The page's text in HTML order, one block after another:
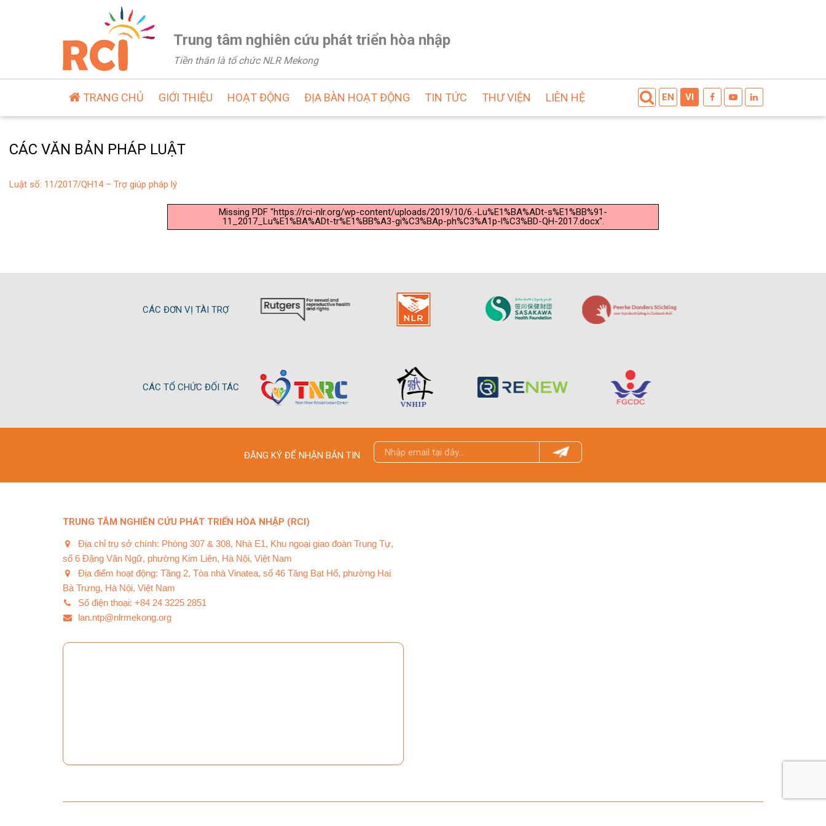
Trung tâm nghiên cứu phát triển hòa nhập
Tiền thân là tổ chức NLR Mekong
TRANG CHỦ GIỚI THIỆU HOẠT ĐỘNG ĐỊA BÀN HOẠT ĐỘNG TIN TỨC THƯ VIỆN LIÊN HỆ EN VI
CÁC VĂN BẢN PHÁP LUẬT
Luật số: 11/2017/QH14 – Trợ giúp pháp lý
Missing PDF "https://rci-nlr.org/wp-content/uploads/2019/10/6.-Lu%E1%BA%ADt-s%E1%BB%91-
11_2017_Lu%E1%BA%ADt-tr%E1%BB%A3-gi%C3%BAp-ph%C3%A1p-l%C3%BD-QH-2017.docx".
CÁC ĐƠN VỊ TÀI TRỢ
CÁC TỔ CHỨC ĐỐI TÁC
ĐĂNG KÝ ĐỂ NHẬN BẢN TIN
TRUNG TÂM NGHIÊN CỨU PHÁT TRIỂN HÒA NHẬP (RCI)
Địa chỉ trụ sở chính: Phòng 307 & 308, Nhà E1, Khu ngoại giao đoàn Trung Tự,
số 6 Đặng Văn Ngữ, phường Kim Liên, Hà Nội, Việt Nam
Địa điểm hoạt động: Tầng 2, Tòa nhà Vinatea, số 46 Tăng Bạt Hổ, phường Hai
Bà Trưng, Hà Nội, Việt Nam
Số điện thoại: +84 24 3225 2851
lan.ntp@nlrmekong.org